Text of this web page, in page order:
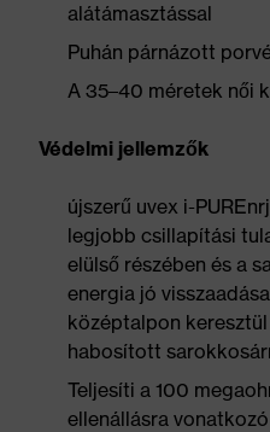
alátámasztással
Puhán párnázott
A 35–40 méretek női
Védelmi jellemzők
újszerű uvex i-
legjobb csillapítási
elülső részében és a
energia jó
középtalpon
habosított
Teljesíti a 100
ellenállásra